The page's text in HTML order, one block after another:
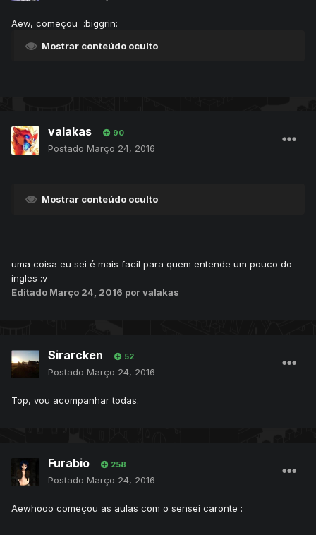
Aew, começou :biggrin:
Mostrar conteúdo oculto
valakas 90
Postado Março 24, 2016
Mostrar conteúdo oculto
uma coisa eu sei é mais facil para quem entende um pouco do
ingles :v
Editado Março 24, 2016 por valakas
Sirarcken 52
Postado Março 24, 2016
Top, vou acompanhar todas.
Furabio 258
Postado Março 24, 2016
Aewhooo começou as aulas com o sensei caronte :